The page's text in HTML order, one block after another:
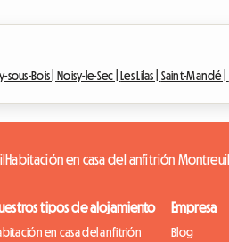
sous-Bois | Noisy-le-Sec | Les Lilas | Saint-Mandé |
Habitación en casa del anfitrión Montreuil
tipos de alojamiento
en casa del anfitrión
Empresa
Blog